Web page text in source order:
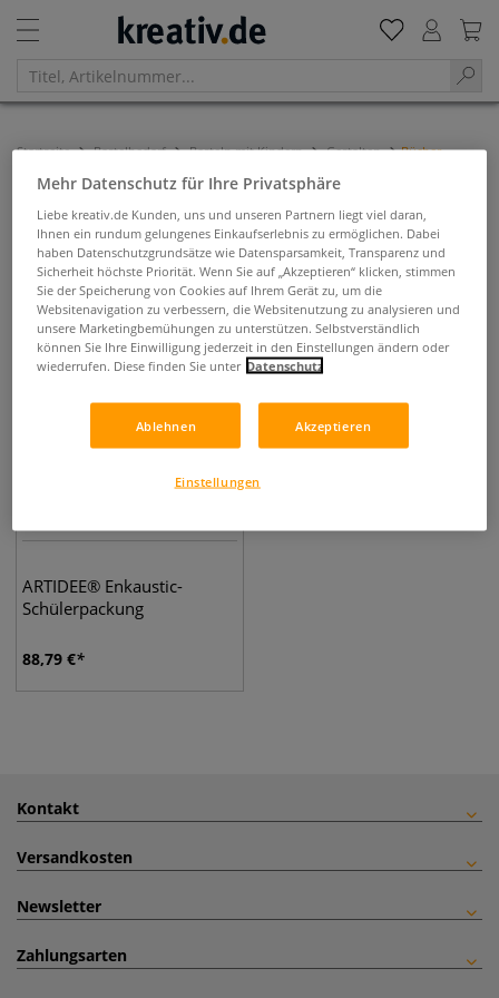
Startseite Bastelbedarf Basteln mit Kindern Gestalten Bücher
Bücher
Filtern & Sortieren
ARTIDEE® Enkaustic-
Schülerpackung
88,79 €
Kontakt
Versandkosten
Newsletter
Zahlungsarten
Mehr Datenschutz für Ihre Privatsphäre
Liebe kreativ.de Kunden, uns und unseren Partnern liegt viel daran,
Ihnen ein rundum gelungenes Einkaufserlebnis zu ermöglichen. Dabei
haben Datenschutzgrundsätze wie Datensparsamkeit, Transparenz und
Sicherheit höchste Priorität. Wenn Sie auf „Akzeptieren“ klicken, stimmen
Sie der Speicherung von Cookies auf Ihrem Gerät zu, um die
Websitenavigation zu verbessern, die Websitenutzung zu analysieren und
unsere Marketingbemühungen zu unterstützen. Selbstverständlich
können Sie Ihre Einwilligung jederzeit in den Einstellungen ändern oder
wiederrufen. Diese finden Sie unter Datenschutz
Ablehnen Akzeptieren
Einstellungen